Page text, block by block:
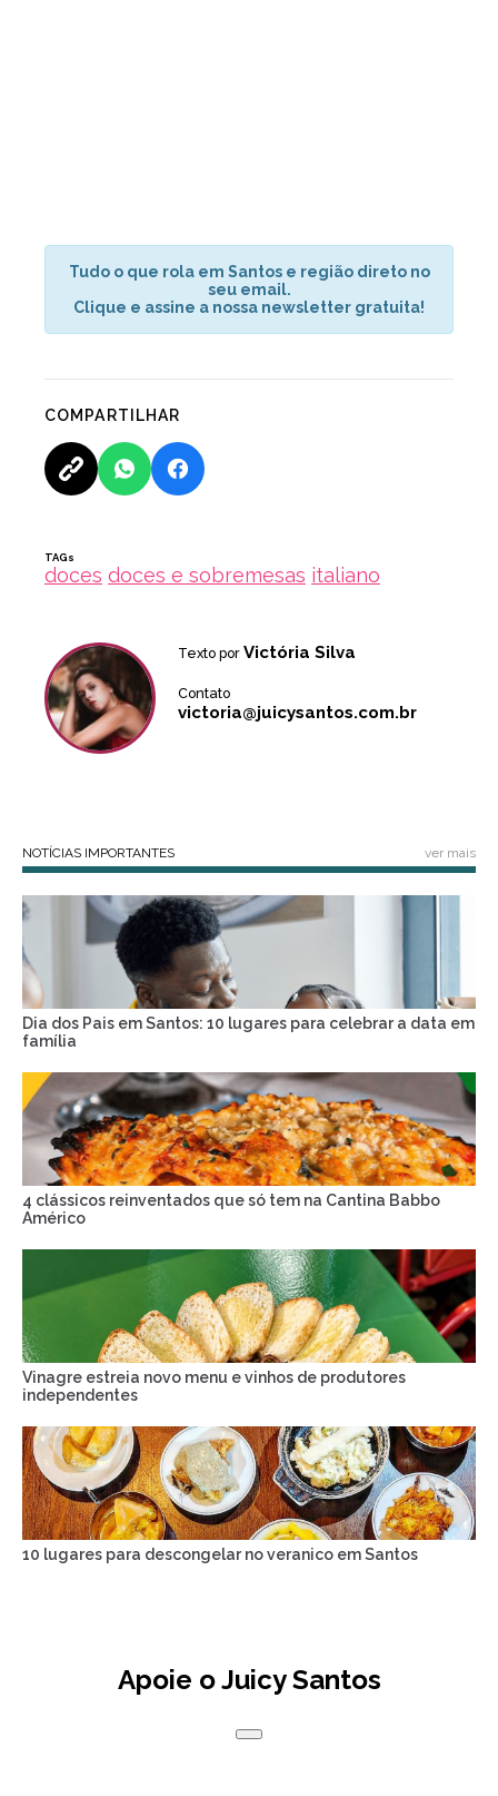
Tudo o que rola em Santos e região direto no
seu email.
Clique e assine a nossa newsletter gratuita!
COMPARTILHAR
TAGs
doces doces e sobremesas italiano
Texto por Victória Silva
Contato
victoria@juicysantos.com.br
NOTÍCIAS IMPORTANTES ver mais
Dia dos Pais em Santos: 10 lugares para celebrar a data em
família
4 clássicos reinventados que só tem na Cantina Babbo
Américo
Vinagre estreia novo menu e vinhos de produtores
independentes
10 lugares para descongelar no veranico em Santos
Apoie o Juicy Santos